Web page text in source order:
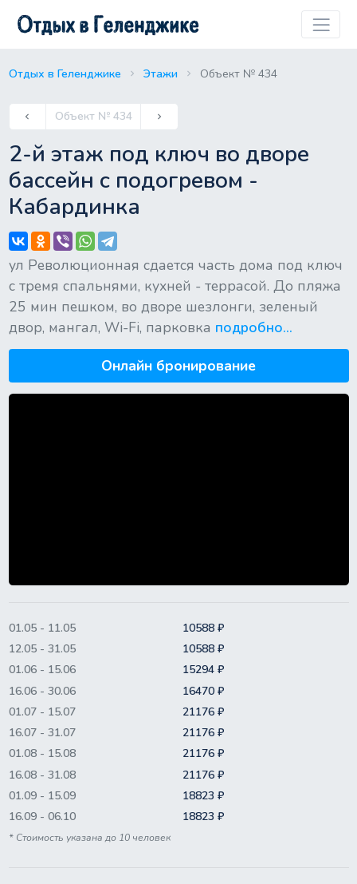
Отдых в Геленджике Этажи Объект № 434
keyboard_arrow_left
PreviousОбъект № 434 keyboard_arrow_right
2-й этаж под ключ во дворе
бассейн с подогревом -
Кабардинка
ул Революционная сдается часть дома под ключ
с тремя спальнями, кухней - террасой. До пляжа
25 мин пешком, во дворе шезлонги, зеленый
двор, мангал, Wi-Fi, парковка подробно...
Онлайн бронирование
01.05 - 11.05
10588 ₽
12.05 - 31.05
10588 ₽
01.06 - 15.06
15294 ₽
16.06 - 30.06
16470 ₽
01.07 - 15.07
21176 ₽
16.07 - 31.07
21176 ₽
01.08 - 15.08
21176 ₽
16.08 - 31.08
21176 ₽
01.09 - 15.09
18823 ₽
16.09 - 06.10
18823 ₽
* Стоимость указана до 10 человек